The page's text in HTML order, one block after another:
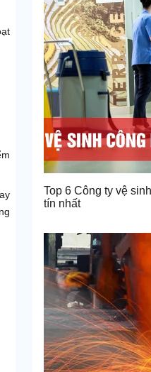
Top 6 Công ty vệ
tín nhất